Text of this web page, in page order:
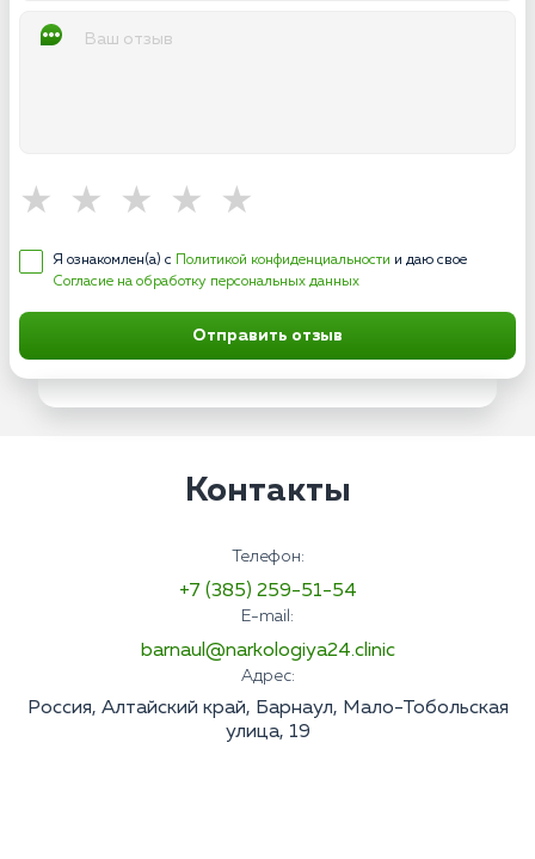
Я ознакомлен(а) с Политикой конфиденциальности и даю свое
Согласие на обработку персональных данных
Отправить отзыв
Контакты
Телефон:
+7 (385) 259-51-54
E-mail:
barnaul@narkologiya24.clinic
Адрес:
Россия, Алтайский край, Барнаул, Мало-Тобольская
улица, 19